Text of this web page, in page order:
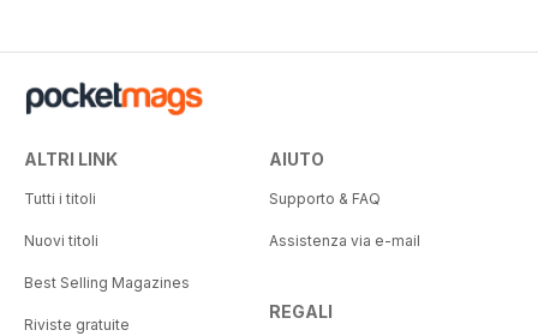
ALTRI LINK
Tutti i titoli
Nuovi titoli
Best Selling Magazines
Riviste gratuite
AIUTO
Supporto & FAQ
Assistenza via e-mail
REGALI